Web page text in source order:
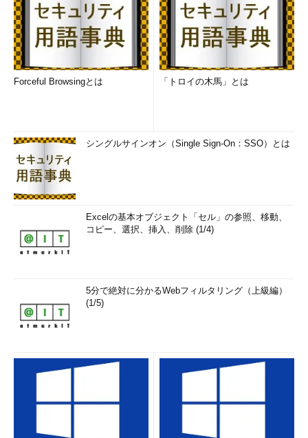
Forceful Browsingとは 「トロイの木馬」とは
シングルサインオン（Single Sign-On：SSO）とは
Excelの基本オブジェクト「セル」の参照、移動、
コピー、選択、挿入、削除 (1/4)
5分で絶対に分かるWebフィルタリング（上級編）
(1/5)